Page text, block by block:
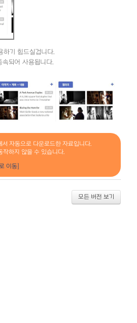
하기 힘드실겁니다.
되어 사용됩니다.
자동으로 다운로드한 자료입니다.
작하지 않을 수 있습니다.
이동]
모든 버전 보기